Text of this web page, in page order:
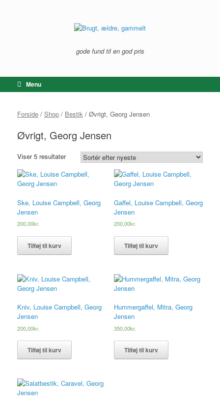
gode fund til en god pris
Menu
Forside / Shop / Bestik / Øvrigt, Georg Jensen
Øvrigt, Georg Jensen
Viser 5 resultaterSorteret
seneste
Ske, Louise Campbell, Georg
Jensen
200,00kr.
Tilføj til kurv
Gaffel, Louise Campbell, Georg
Jensen
200,00kr.
Tilføj til kurv
Kniv, Louise Campbell, Georg
Jensen
200,00kr.
Tilføj til kurv
Hummergaffel, Mitra, Georg
Jensen
350,00kr.
Tilføj til kurv